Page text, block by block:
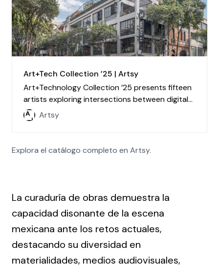
Art+Tech Collection ’25 | Artsy
Art+Technology Collection ’25 presents fifteen
artists exploring intersections between digital
and material realms. The exhibition brings
together works ranging from visual narratives
innovation in contemporary creation.
Artsy
Explora el catálogo completo en Artsy.
La curaduría de obras demuestra la
capacidad disonante de la escena
mexicana ante los retos actuales,
destacando su diversidad en
materialidades, medios audiovisuales,